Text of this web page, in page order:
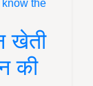
खेती
की